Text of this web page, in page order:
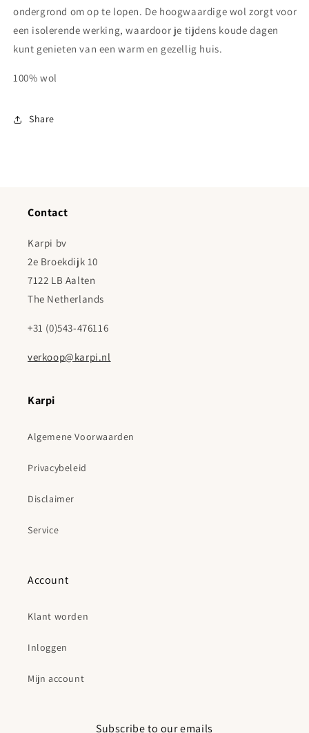
ondergrond om op te lopen. De hoogwaardige wol zorgt voor
een isolerende werking, waardoor je tijdens koude dagen
kunt genieten van een warm en gezellig huis.
100% wol
Share
Contact
Karpi bv
2e Broekdijk 10
7122 LB Aalten
The Netherlands
+31 (0)543-476116
verkoop@karpi.nl
Karpi
Algemene Voorwaarden
Privacybeleid
Disclaimer
Service
Account
Klant worden
Inloggen
Mijn account
Subscribe to our emails